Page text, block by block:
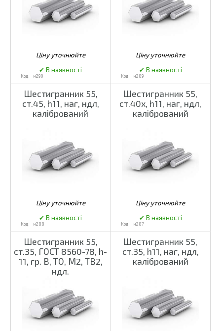
н290 н289
Шестигранник 55,
ст.45, h11, наг, ндл,
калібрований
н288
Шестигранник 55,
ст.40х, h11, наг, ндл,
калібрований
н287
Шестигранник 55,
ст.35, ГОСТ 8560-78, h-
11, гр. В, ТО, М2, ТВ2,
ндл.
Шестигранник 55,
ст.35, h11, наг, ндл,
калібрований